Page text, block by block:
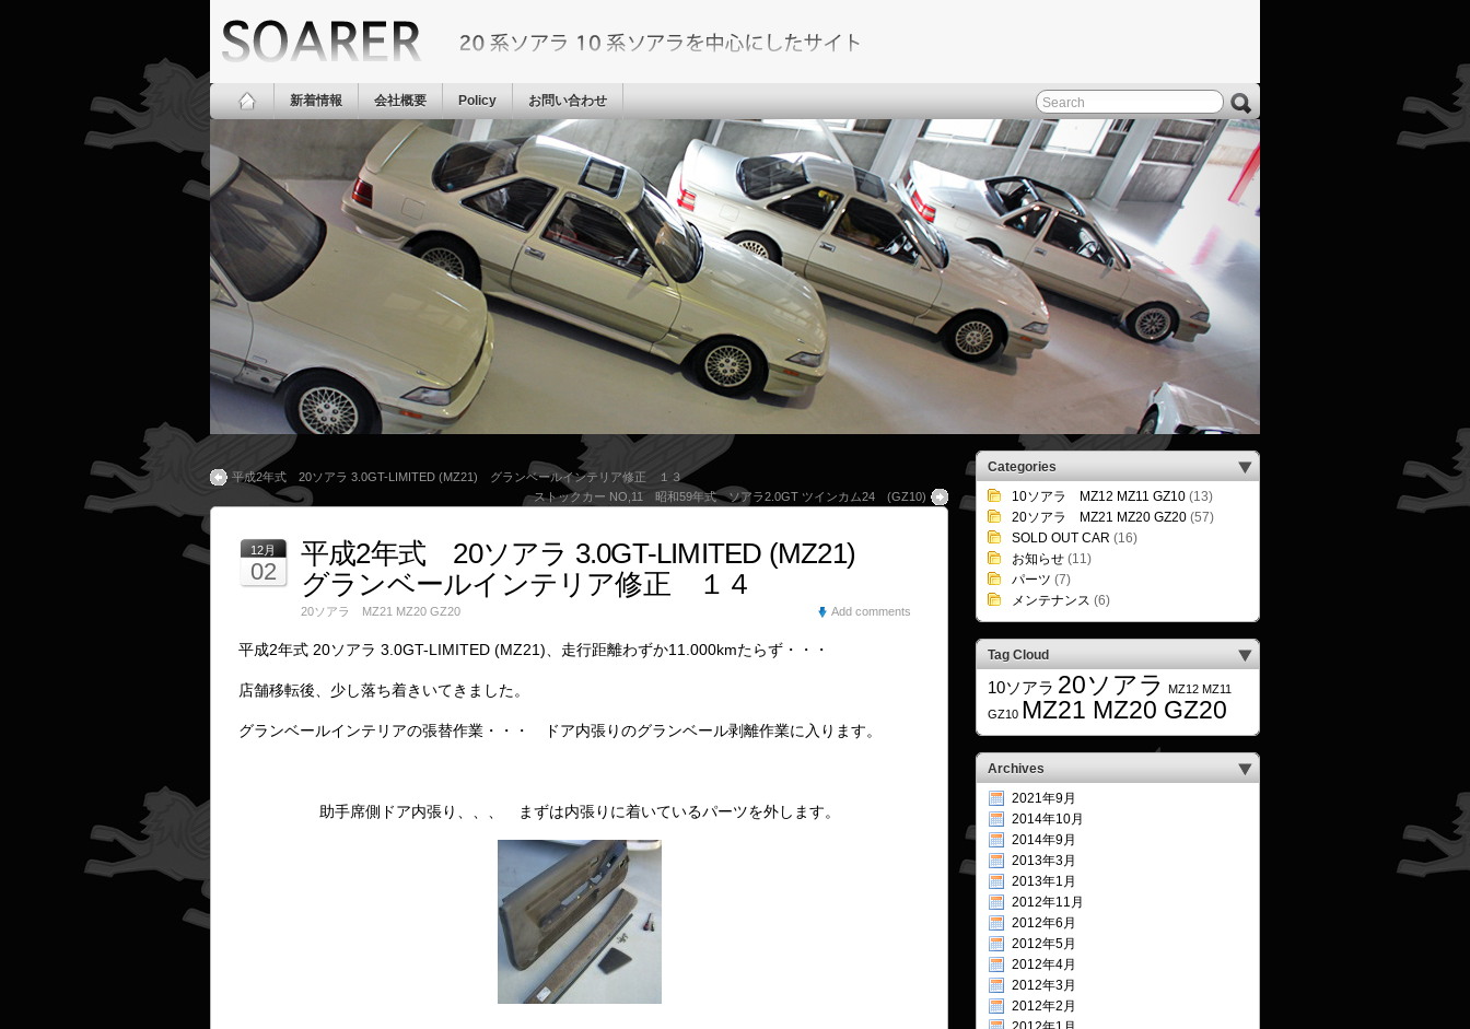
新着情報 会社概要 Policy お問い合わせ
平成2年式 20ソアラ 3.0GT-LIMITED (MZ21) グランベールインテリア修正 １３
ストックカー NO,11 昭和59年式 ソアラ2.0GT ツインカム24 (GZ10)
12月
02
平成2年式 20ソアラ 3.0GT-LIMITED (MZ21)
グランベールインテリア修正 １４
20ソアラ MZ21 MZ20 GZ20 Add comments
平成2年式 20ソアラ 3.0GT-LIMITED (MZ21)、走行距離わずか11.000kmたらず・・・
店舗移転後、少し落ち着きいてきました。
グランベールインテリアの張替作業・・・ ドア内張りのグランベール剥離作業に入ります。
助手席側ドア内張り、、、 まずは内張りに着いているパーツを外します。
Categories
10ソアラ MZ12 MZ11 GZ10 (13)
20ソアラ MZ21 MZ20 GZ20 (57)
SOLD OUT CAR (16)
お知らせ (11)
パーツ (7)
メンテナンス (6)
Tag Cloud
10ソアラ 20ソアラ MZ12 MZ11
GZ10 MZ21 MZ20 GZ20
Archives
2021年9月
2014年10月
2014年9月
2013年3月
2013年1月
2012年11月
2012年6月
2012年5月
2012年4月
2012年3月
2012年2月